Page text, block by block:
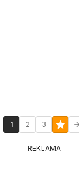
1 2 3
REKLAMA